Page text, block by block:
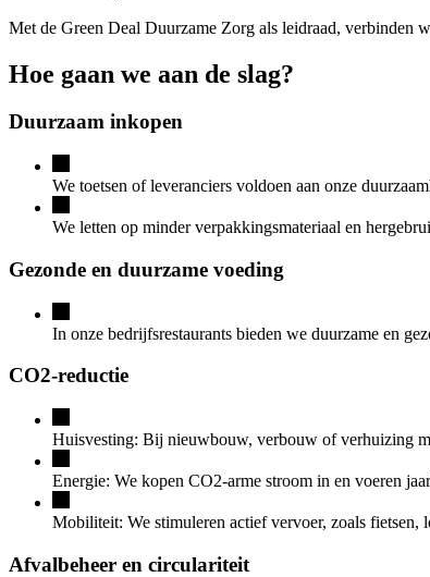
Met de Green Deal Duurzame Zorg als leidraad, verbinden
Hoe gaan we aan de slag?
Duurzaam inkopen
We toetsen of leveranciers voldoen aan onze
We letten op minder verpakkingsmateriaal en
Gezonde en duurzame voeding
In onze bedrijfsrestaurants bieden we duurzame en
CO2-reductie
Huisvesting: Bij nieuwbouw, verbouw of verhuizing
Energie: We kopen CO2-arme stroom in en voeren
Mobiliteit: We stimuleren actief vervoer, zoals fietsen,
Afvalbeheer en circulariteit